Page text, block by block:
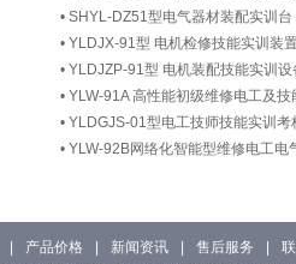
• SHYL-DZ51型电气器材装配实训台
• YLDJX-91型 电机检修技能实训装
• YLDJZP-91型 电机装配技能实训设
• YLW-91A 高性能初级维修电工及
• YLDGJS-01型电工技师技能实训考
• YLW-92B网络化智能型维修电工电
产品价格 新闻资讯 售后服务